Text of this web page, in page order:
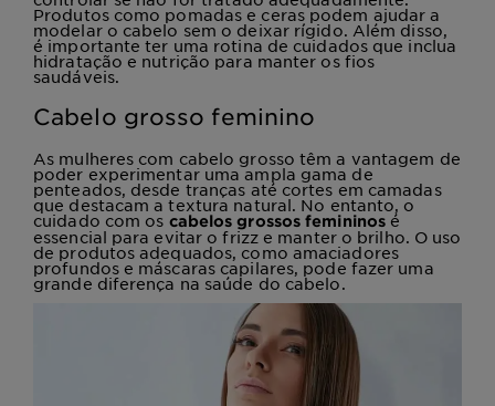
Produtos como pomadas e ceras podem ajudar a
modelar o cabelo sem o deixar rígido. Além disso,
é importante ter uma rotina de cuidados que inclua
hidratação e nutrição para manter os fios
saudáveis.
Cabelo grosso feminino
As mulheres com cabelo grosso têm a vantagem de
poder experimentar uma ampla gama de
penteados, desde tranças até cortes em camadas
que destacam a textura natural. No entanto, o
cuidado com os cabelos grossos femininos é
essencial para evitar o frizz e manter o brilho. O uso
de produtos adequados, como amaciadores
profundos e máscaras capilares, pode fazer uma
grande diferença na saúde do cabelo.